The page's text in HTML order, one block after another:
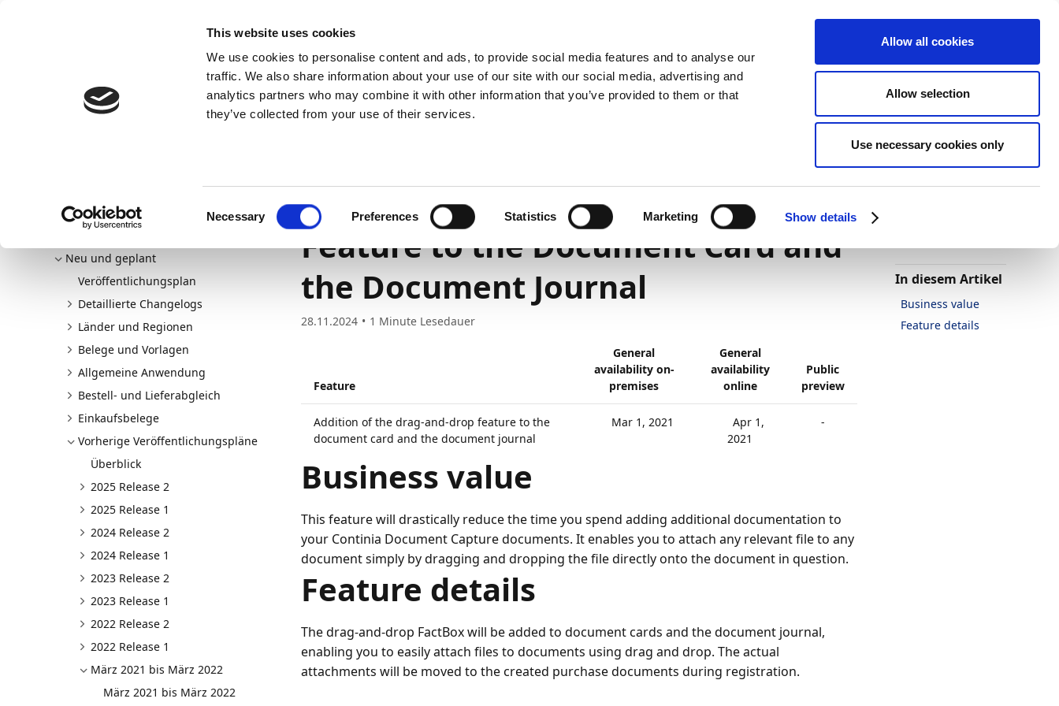
This website uses cookies
We use cookies to personalise content and ads, to provide social media features and to analyse our
traffic. We also share information about your use of our site with our social media, advertising and
analytics partners who may combine it with other information that you’ve provided to them or that
they’ve collected from your use of their services.
Necessary Preferences Statistics Marketing Show details
Allow all cookies
Allow selection
Use necessary cookies only
AppSource
Dieser Inhalt ist in Ihrer Sprache nicht verfügbar.Hier finden Sie die englische Version.
Drucken Sprache
Neu und geplant
Veröffentlichungsplan
Detaillierte Changelogs
Länder und Regionen
Belege und Vorlagen
Allgemeine Anwendung
Bestell- und Lieferabgleich
Einkaufsbelege
Vorherige Veröffentlichungspläne
Überblick
2025 Release 2
2025 Release 1
2024 Release 2
2024 Release 1
2023 Release 2
2023 Release 1
2022 Release 2
2022 Release 1
März 2021 bis März 2022
März 2021 bis März 2022
Addition of the Drag-and-Drop
Feature to the Document Card and
the Document Journal
28.11.2024 1 Minute Lesedauer
Feature
General
availability on-
premises
General
availability
online
Public
preview
Addition of the drag-and-drop feature to the
document card and the document journal
Mar 1, 2021
Apr 1,
2021
-
Business value
This feature will drastically reduce the time you spend adding additional documentation to
your Continia Document Capture documents. It enables you to attach any relevant file to any
document simply by dragging and dropping the file directly onto the document in question.
Feature details
The drag-and-drop FactBox will be added to document cards and the document journal,
enabling you to easily attach files to documents using drag and drop. The actual
attachments will be moved to the created purchase documents during registration.
In diesem Artikel
Business value
Feature details